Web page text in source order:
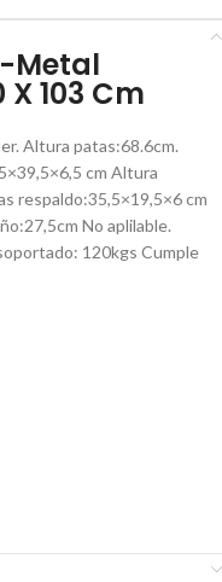
Metal
103 Cm
Altura patas:68.6cm.
cm Altura
respaldo:35,5×19,5×6 cm
No aplilable.
120kgs Cumple